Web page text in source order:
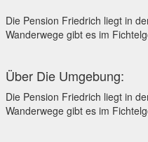
Die Pension Friedrich liegt in
Wanderwege gibt es im
Über Die Umgebung:
Die Pension Friedrich liegt in
Wanderwege gibt es im